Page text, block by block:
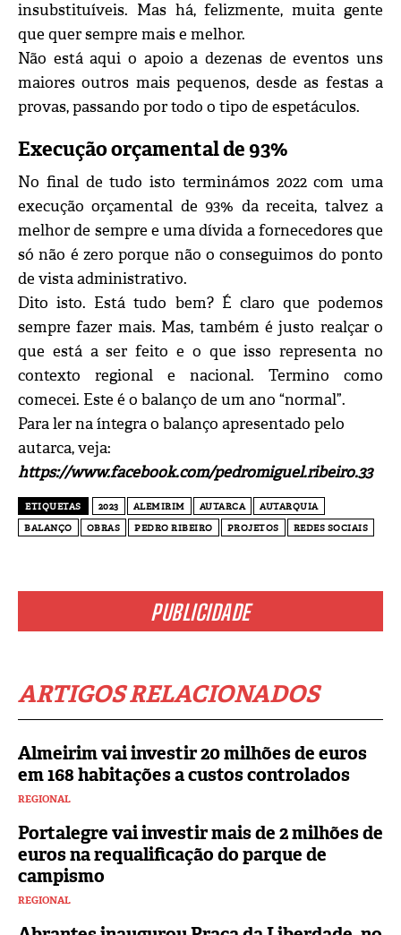
PUBLICIDADE
ARTIGOS RELACIONADOS
Almeirim vai investir 20 milhões de euros
em 168 habitações a custos controlados
REGIONAL
Portalegre vai investir mais de 2 milhões de
euros na requalificação do parque de
campismo
REGIONAL
insubstituíveis. Mas há, felizmente, muita gente
que quer sempre mais e melhor.
Não está aqui o apoio a dezenas de eventos uns
maiores outros mais pequenos, desde as festas a
provas, passando por todo o tipo de espetáculos.
Execução orçamental de 93%
No final de tudo isto terminámos 2022 com uma
execução orçamental de 93% da receita, talvez a
melhor de sempre e uma dívida a fornecedores que
só não é zero porque não o conseguimos do ponto
de vista administrativo.
Dito isto. Está tudo bem? É claro que podemos
sempre fazer mais. Mas, também é justo realçar o
que está a ser feito e o que isso representa no
contexto regional e nacional. Termino como
comecei. Este é o balanço de um ano “normal”.
Para ler na íntegra o balanço apresentado pelo
autarca, veja:
https://www.facebook.com/pedromiguel.ribeiro.33
ETIQUETAS 2023 ALEMIRIM AUTARCA
AUTARQUIA
BALANÇO
OBRAS PEDRO RIBEIRO PROJETOS REDES SOCIAIS